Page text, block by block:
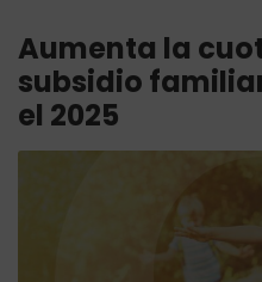
Aumenta la
subsidio
el 2025